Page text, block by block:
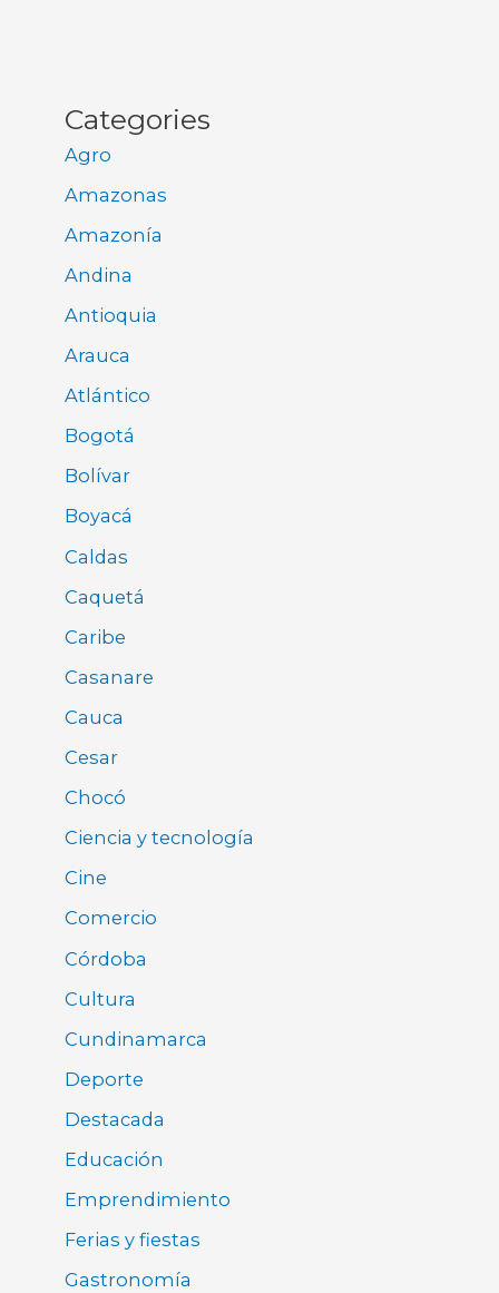
Categories
Agro
Amazonas
Amazonía
Andina
Antioquia
Arauca
Atlántico
Bogotá
Bolívar
Boyacá
Caldas
Caquetá
Caribe
Casanare
Cauca
Cesar
Chocó
Ciencia y tecnología
Cine
Comercio
Córdoba
Cultura
Cundinamarca
Deporte
Destacada
Educación
Emprendimiento
Ferias y fiestas
Gastronomía